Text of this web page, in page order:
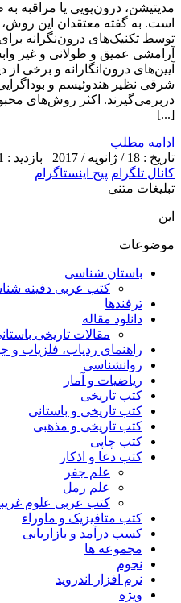
مدیتیشن، درون‌پویی یا مراقبه
است. به گفته معتقدان این
توسط تکنیک‌های درون‌نگرانه
آرامشی عمیق و طولانی و غیر
آیین‌های درون‌انگارانه و برخی
شرقی نظیر هندوئیسم و بوداگرایی
دربرمی‌گیرند. اکثر روش‌های
[...]
ادامه مطلب
تاریخ : 18 / ژانویه / 2017
بازدید : 2371
کانال تلگرام پیج اینستاگرام
تبلیغات متنی
این
موضوعات
باستان شناسی
کتب عربی دفینه
ترفندها
دانلود مقاله
مقالات تاریخی
راهنمای ردیاب، فلزیاب و
روانشناسی
ریاضیات و آمار
کتب تاریخی
کتب تاریخی و باستانی
کتب تاریخی و مذهبی
کتب چاپی
کتب دعا و اذکار
علم جفر
علم رمل
کتب عربی علوم
کتب متافیزیک و ماوراء
کسب درآمد و بازاریابی
مجموعه ها
نجوم
نرم افزار اندروید
ویژه